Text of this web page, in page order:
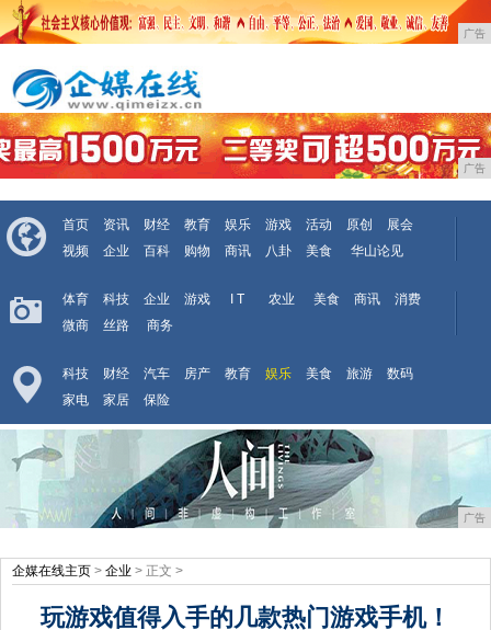
广告
广告
首页 资讯 财经 教育 娱乐 游戏 活动 原创
展会
视频
企业 百科 购物 商讯 八卦 美食 华山论见
体育 科技 企业 游戏 I T 农业 美食 商讯
消费
微商
丝路 商务
科技 财经 汽车 房产 教育 娱乐 美食 旅游
数码
家电
家居 保险
广告
企媒在线主页 > 企业 > 正文 >
玩游戏值得入手的几款热门游戏手机！